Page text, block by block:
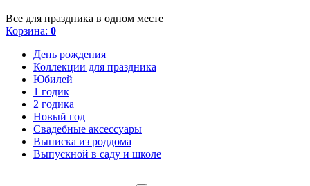
Все для праздника в одном месте
Корзина: 0
День рождения
Коллекции для праздника
Юбилей
1 годик
2 годика
Новый год
Свадебные аксессуары
Выписка из роддома
Выпускной в саду и школе